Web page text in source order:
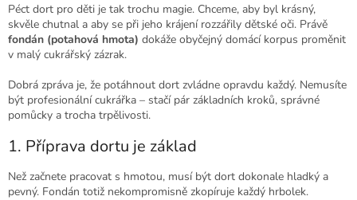
Péct dort pro děti je tak trochu magie. Chceme, aby byl krásný,
skvěle chutnal a aby se při jeho krájení rozzářily dětské oči. Právě
fondán (potahová hmota) dokáže obyčejný domácí korpus proměnit
v malý cukrářský zázrak.
Dobrá zpráva je, že potáhnout dort zvládne opravdu každý. Nemusíte
být profesionální cukrářka – stačí pár základních kroků, správné
pomůcky a trocha trpělivosti.
1. Příprava dortu je základ
Než začnete pracovat s hmotou, musí být dort dokonale hladký a
pevný. Fondán totiž nekompromisně zkopíruje každý hrbolek.